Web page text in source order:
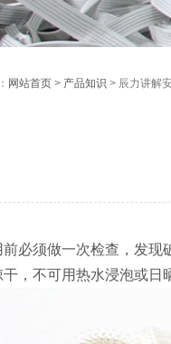
网站首页 > 产品知识 > 辰力讲解
必须做一次检查，发现
，不可用热水浸泡或日